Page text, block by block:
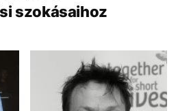
szokásaihoz